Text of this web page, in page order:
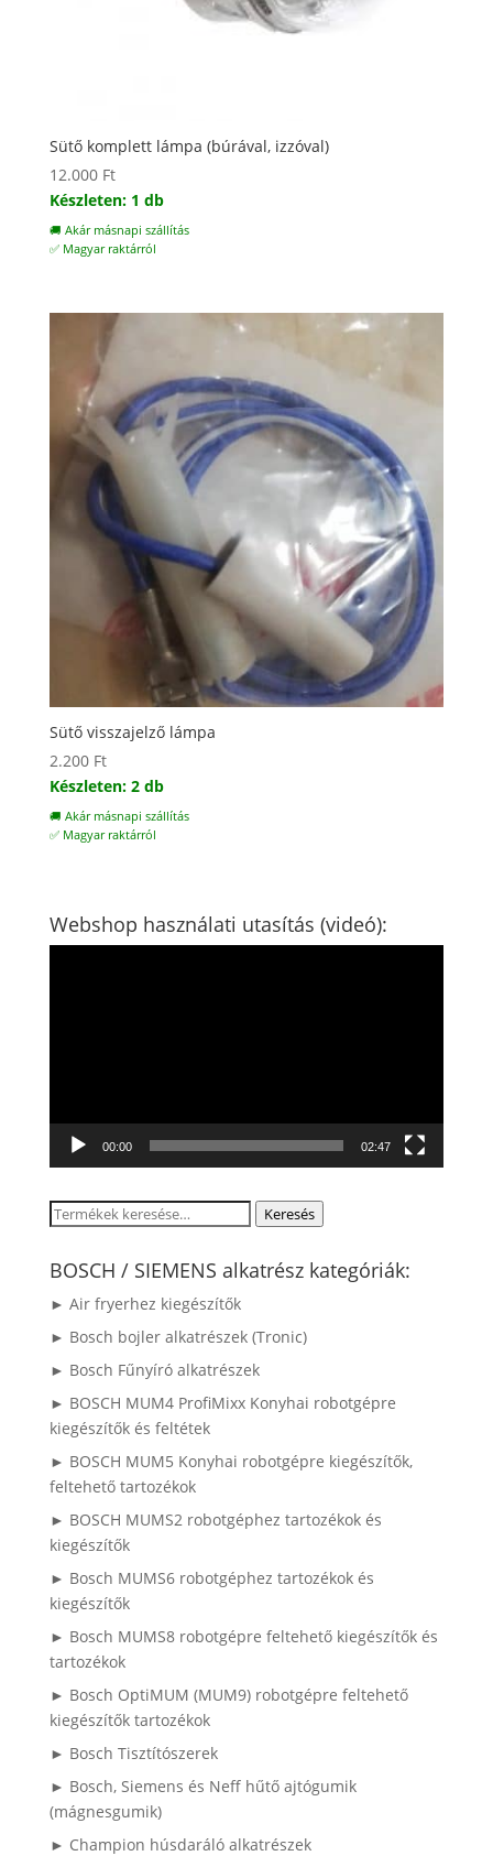
Sütő komplett lámpa (búrával, izzóval)
12.000 Ft
Készleten: 1 db
🚚 Akár másnapi szállítás
✅ Magyar raktárról
Sütő visszajelző lámpa
2.200 Ft
Készleten: 2 db
🚚 Akár másnapi szállítás
✅ Magyar raktárról
Webshop használati utasítás (videó):
00:00 02:47
Keresés
következőre:
Keresés
BOSCH / SIEMENS alkatrész kategóriák:
► Air fryerhez kiegészítők
► Bosch bojler alkatrészek (Tronic)
► Bosch Fűnyíró alkatrészek
► BOSCH MUM4 ProfiMixx Konyhai robotgépre
kiegészítők és feltétek
► BOSCH MUM5 Konyhai robotgépre kiegészítők,
feltehető tartozékok
► BOSCH MUMS2 robotgéphez tartozékok és
kiegészítők
► Bosch MUMS6 robotgéphez tartozékok és
kiegészítők
► Bosch MUMS8 robotgépre feltehető kiegészítők és
tartozékok
► Bosch OptiMUM (MUM9) robotgépre feltehető
kiegészítők tartozékok
► Bosch Tisztítószerek
► Bosch, Siemens és Neff hűtő ajtógumik
(mágnesgumik)
► Champion húsdaráló alkatrészek